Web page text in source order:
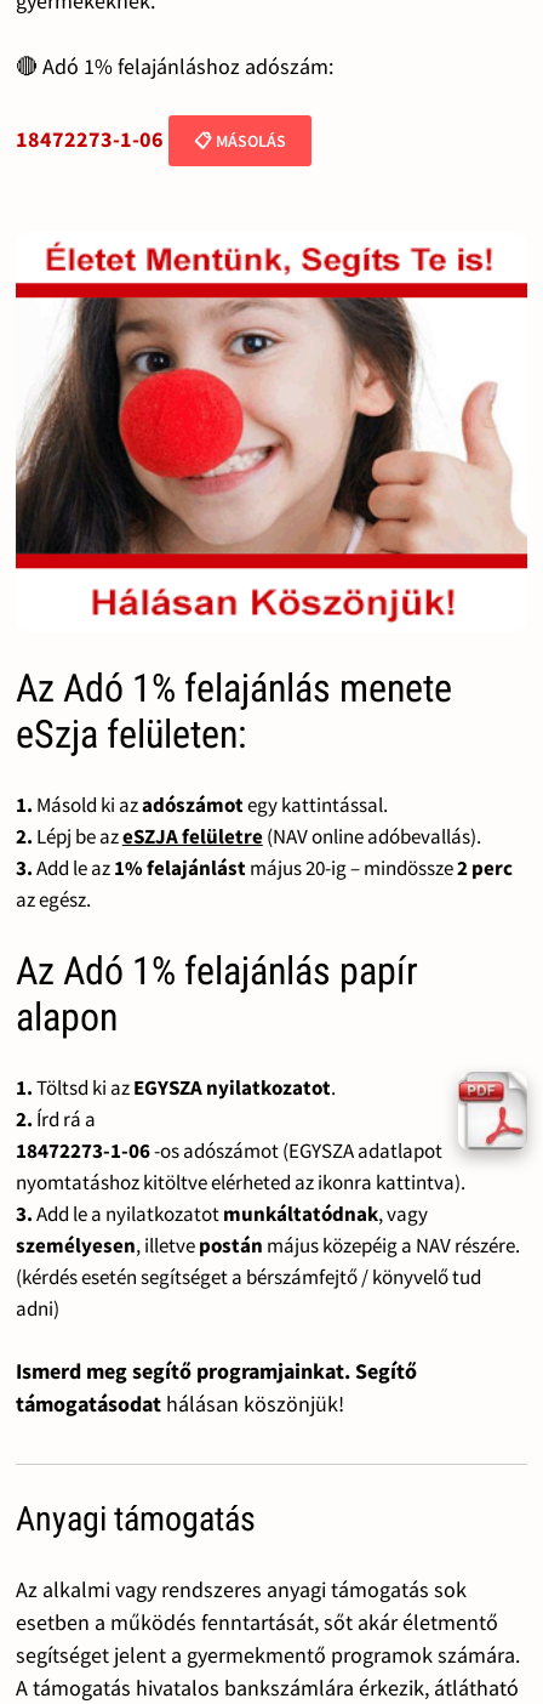
🔴 Adó 1% felajánláshoz adószám:
18472273-1-06 📋 MÁSOLÁS
Az Adó 1% felajánlás menete
eSzja felületen:
1. Másold ki azadószámotegy kattintással.
2. Lépj be azeSZJA felületre(NAV online adóbevallás).
3.Add le az1% felajánlástmájus 20-ig – mindössze2 perc
az egész.
Az Adó 1% felajánlás papír
alapon
1.Töltsd ki azEGYSZA nyilatkozatot.
2. Írd rá a
18472273-1-06-os adószámot (EGYSZA adatlapot
nyomtatáshoz kitöltve elérheted az ikonra kattintva).
3.Add le a nyilatkozatotmunkáltatódnak, vagy
személyesen, illetvepostán május közepéig a NAV részére.
(kérdés esetén segítséget a bérszámfejtő / könyvelő tud
adni)
Ismerd meg segítő programjainkat. Segítő
támogatásodat hálásan köszönjük!
Anyagi támogatás
Az alkalmi vagy rendszeres anyagi támogatás sok
esetben a működés fenntartását, sőt akár életmentő
segítséget jelent a gyermekmentő programok számára.
A támogatás hivatalos bankszámlára érkezik, átlátható